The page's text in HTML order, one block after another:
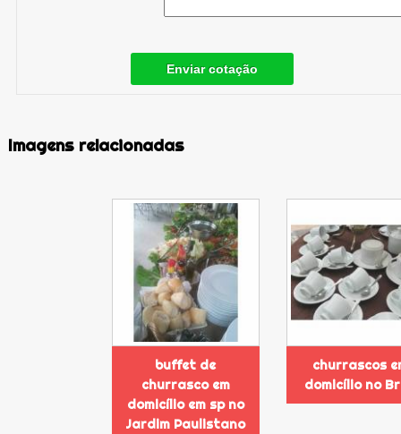
Enviar cotação
Imagens relacionadas
buffet de
churrasco em
domicílio em sp no
Jardim Paulistano
churrascos
domicílio no